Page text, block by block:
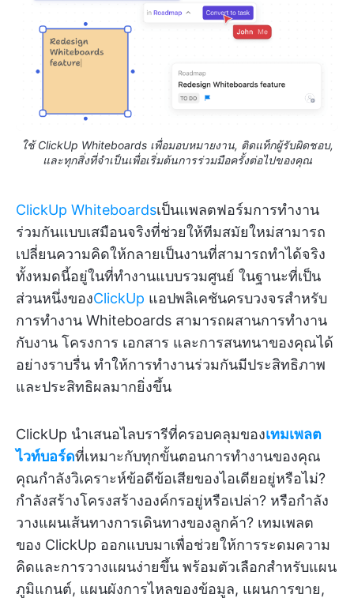
ใช้ ClickUp Whiteboards เพื่อมอบหมายงาน, ติดแท็กผู้รับผิดชอบ,
และทุกสิ่งที่จำเป็นเพื่อเริ่มต้นการร่วมมือครั้งต่อไปของคุณ
ClickUp Whiteboardsเป็นแพลตฟอร์มการทำงาน
ร่วมกันแบบเสมือนจริงที่ช่วยให้ทีมสมัยใหม่สามารถ
เปลี่ยนความคิดให้กลายเป็นงานที่สามารถทำได้จริง
ทั้งหมดนี้อยู่ในที่ทำงานแบบรวมศูนย์ ในฐานะที่เป็น
ส่วนหนึ่งของClickUp แอปพลิเคชันครบวงจรสำหรับ
การทำงาน Whiteboards สามารถผสานการทำงาน
กับงาน โครงการ เอกสาร และการสนทนาของคุณได้
อย่างราบรื่น ทำให้การทำงานร่วมกันมีประสิทธิภาพ
และประสิทธิผลมากยิ่งขึ้น
ClickUp นำเสนอไลบรารีที่ครอบคลุมของเทมเพลต
ไวท์บอร์ดที่เหมาะกับทุกขั้นตอนการทำงานของคุณ
คุณกำลังวิเคราะห์ข้อดีข้อเสียของไอเดียอยู่หรือไม่?
กำลังสร้างโครงสร้างองค์กรอยู่หรือเปล่า? หรือกำลัง
วางแผนเส้นทางการเดินทางของลูกค้า? เทมเพลต
ของ ClickUp ออกแบบมาเพื่อช่วยให้การระดมความ
คิดและการวางแผนง่ายขึ้น พร้อมตัวเลือกสำหรับแผน
ภูมิแกนต์, แผนผังการไหลของข้อมูล, แผนการขาย,